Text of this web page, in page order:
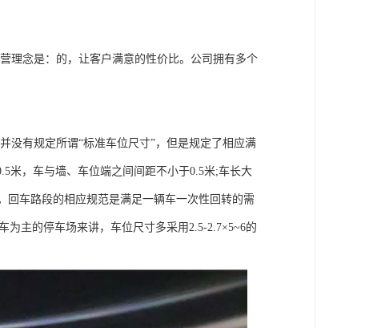
理念是：的，让客户满意的性价比。公司拥有多个
有规定所谓“标准车位尺寸”，但是规定了相应满
米，车与墙、车位端之间间距不小于0.5米;车长大
回车路段的相应规范是满足一辆车一次性回转的需
主的停车场来讲，车位尺寸多采用2.5-2.7×5~6的